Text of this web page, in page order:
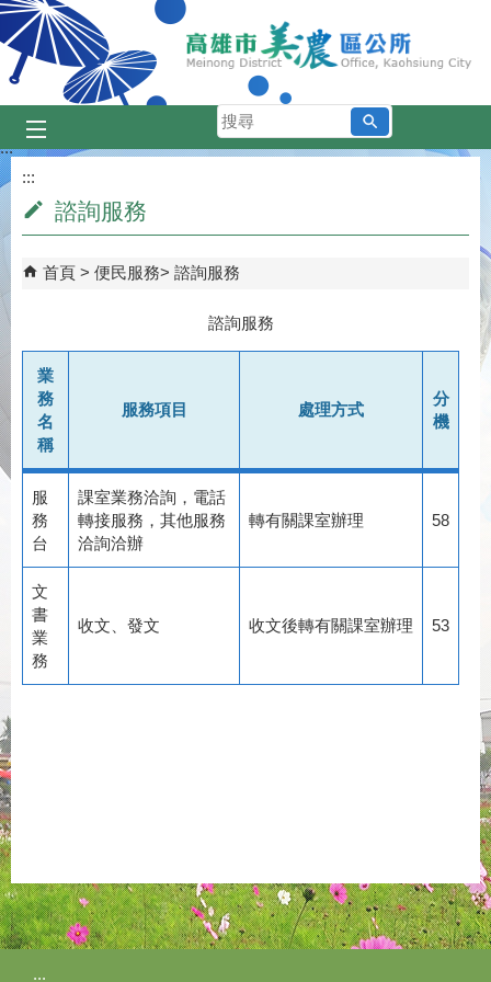
跳到主要內容區塊
搜
尋
:::
:::
諮詢服務
首頁 便民服務 諮詢服務
諮詢服務
業
務
名
稱
服務項目 處理方式
分
機
服
務
台
課室業務洽詢，電話
轉接服務，其他服務
洽詢洽辦
轉有關課室辦理 58
文
書
業
務
收文、發文 收文後轉有關課室辦理 53